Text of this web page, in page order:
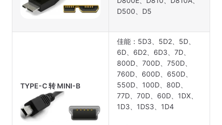
D500、D5
TYPE-C 转 MINI-B
佳能：5D3、5D2、5D、
6D、6D2、6D3、7D、
800D、700D、750D、
760D、600D、650D、
550D、100D、80D、
77D、70D、60D、1DX、
1D3、1DS3、1D4